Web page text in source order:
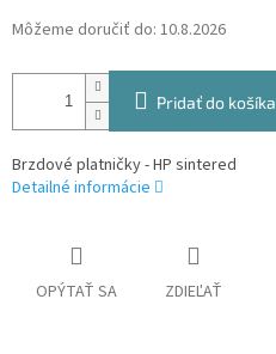
Môžeme doručiť do: 10.8.2026
Pridať do košíka
Brzdové platničky - HP sintered
Detailné informácie
OPÝTAŤ SA ZDIEĽAŤ